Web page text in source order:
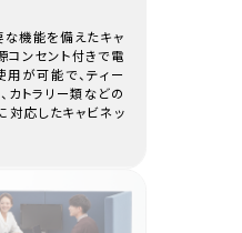
な機能を備えたキャ
コンセント付きで電
が可能で、ティー
カトラリー類などの
対応したキャビネッ